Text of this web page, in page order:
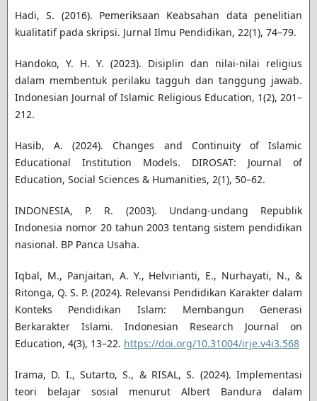
Hadi, S. (2016). Pemeriksaan Keabsahan data penelitian
kualitatif pada skripsi. Jurnal Ilmu Pendidikan, 22(1), 74–79.
Handoko, Y. H. Y. (2023). Disiplin dan nilai-nilai religius
dalam membentuk perilaku tagguh dan tanggung jawab.
Indonesian Journal of Islamic Religious Education, 1(2), 201–
212.
Hasib, A. (2024). Changes and Continuity of Islamic
Educational Institution Models. DIROSAT: Journal of
Education, Social Sciences & Humanities, 2(1), 50–62.
INDONESIA, P. R. (2003). Undang-undang Republik
Indonesia nomor 20 tahun 2003 tentang sistem pendidikan
nasional. BP Panca Usaha.
Iqbal, M., Panjaitan, A. Y., Helvirianti, E., Nurhayati, N., &
Ritonga, Q. S. P. (2024). Relevansi Pendidikan Karakter dalam
Konteks Pendidikan Islam: Membangun Generasi
Berkarakter Islami. Indonesian Research Journal on
Education, 4(3), 13–22. https://doi.org/10.31004/irje.v4i3.568
Irama, D. I., Sutarto, S., & RISAL, S. (2024). Implementasi
teori belajar sosial menurut Albert Bandura dalam